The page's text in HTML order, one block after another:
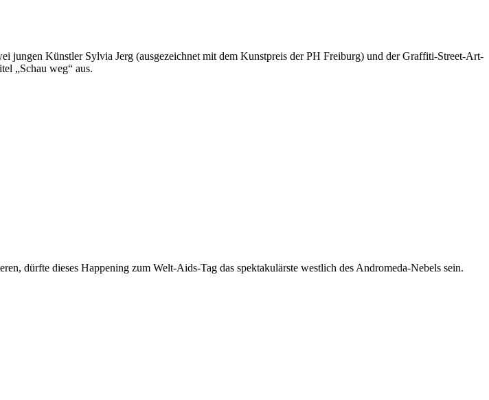
Künstler Sylvia Jerg (ausgezeichnet mit dem Kunstpreis der PH Freiburg) und der Graffiti-Street-Art-
„Schau weg“ aus.
dürfte dieses Happening zum Welt-Aids-Tag das spektakulärste westlich des Andromeda-Nebels sein.